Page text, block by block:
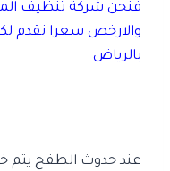
فنحن شركة تنظيف
والارخص سعرا نقدم
بالرياض
عند حدوث الطفح يتم